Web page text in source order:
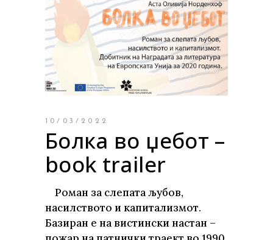
10/03/2022
Болка во џебот –
book trailer
Роман за слепата љубов,
насилството и капитализмот.
Базиран е на вистински настан –